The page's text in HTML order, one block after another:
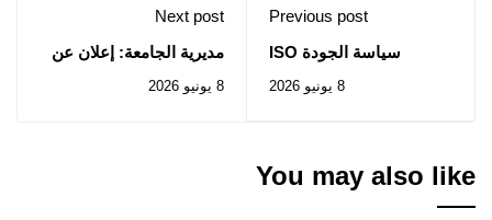
Previous post
سياسة الجودة ISO
8 يونيو 2026
Next post
مديرية الجامعة: إعلان عن
سابق للصفقة المتعلقة
8 يونيو 2026
You may also like